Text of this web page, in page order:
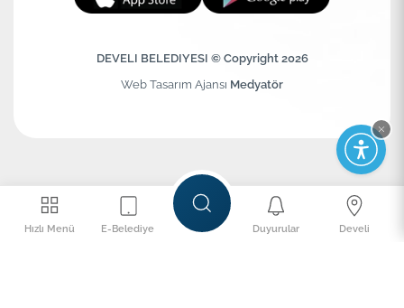
Hızlı Menü E-Belediye Duyurular Develi
DEVELI BELEDIYESI © Copyright 2026
Web Tasarım Ajansı Medyatör